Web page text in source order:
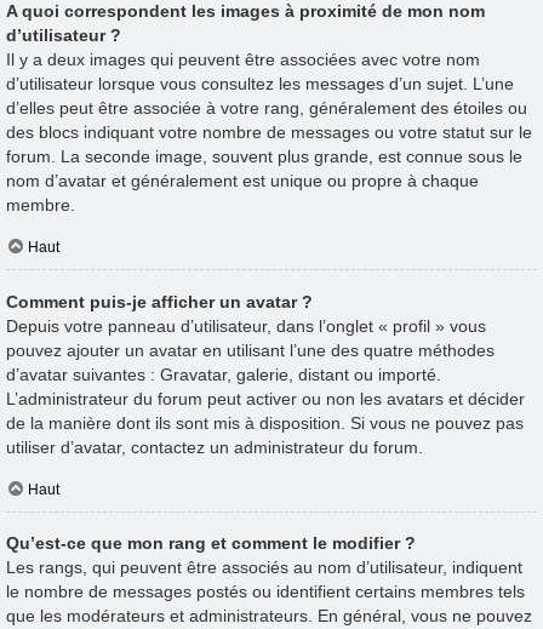
A quoi correspondent les images à proximité de mon nom
d’utilisateur ?
Il y a deux images qui peuvent être associées avec votre nom
d’utilisateur lorsque vous consultez les messages d’un sujet. L’une
d’elles peut être associée à votre rang, généralement des étoiles ou
des blocs indiquant votre nombre de messages ou votre statut sur le
forum. La seconde image, souvent plus grande, est connue sous le
nom d’avatar et généralement est unique ou propre à chaque
membre.
Haut
Comment puis-je afficher un avatar ?
Depuis votre panneau d’utilisateur, dans l’onglet « profil » vous
pouvez ajouter un avatar en utilisant l’une des quatre méthodes
d’avatar suivantes : Gravatar, galerie, distant ou importé.
L’administrateur du forum peut activer ou non les avatars et décider
de la manière dont ils sont mis à disposition. Si vous ne pouvez pas
utiliser d’avatar, contactez un administrateur du forum.
Haut
Qu’est-ce que mon rang et comment le modifier ?
Les rangs, qui peuvent être associés au nom d’utilisateur, indiquent
le nombre de messages postés ou identifient certains membres tels
que les modérateurs et administrateurs. En général, vous ne pouvez